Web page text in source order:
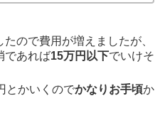
ので費用が増えましたが、
であれば15万円以下でいけそ
とかいくのでかなりお手頃か